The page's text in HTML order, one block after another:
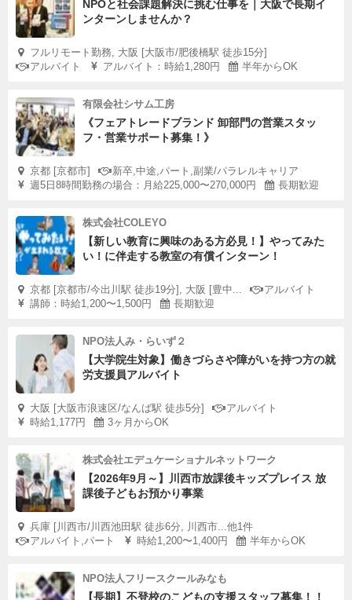
NPOと社会課題解決に挑む仕事を｜大阪で長期イ
ンターンしませんか？
フルリモート勤務, 大阪 [大阪市/肥後橋駅 徒歩15分]
アルバイト
アルバイト：時給1,280円 半年からOK
有限会社シサム工房
《フェアトレードブランド 卸部門の営業スタッ
フ・営業サポート募集！》
京都 [京都市]
新卒,中途,パート,副業/パラレルキャリア
週5日8時間勤務の場合：月給225,000〜270,000円
長期歓迎
株式会社COLEYO
【新しい教育に興味のある方必見！】やってみた
い！に伴走する教室の有償インターン！
京都 [京都市/今出川駅 徒歩19分], 大阪 [豊中...
アルバイト
講師：時給1,200〜1,500円
長期歓迎
NPO法人み・らいず２
【大学院生対象】働きづらさや障がいを持つ方の就
労支援員アルバイト
大阪 [大阪市浪速区/なんば駅 徒歩5分]
アルバイト
時給1,177円
3ヶ月からOK
株式会社エデュケーショナルネットワーク
【2026年9月～】川西市放課後キッズプレイス 放
課後子どもお預かり事業
兵庫 [川西市/川西池田駅 徒歩6分, 川西市...他1件
アルバイト,パート
時給1,200〜1,400円 半年からOK
NPO法人フリースクールみなも
【長期】不登校のこどもの支援スタッフ募集！！